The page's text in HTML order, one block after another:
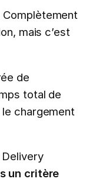
Complètement
mais c’est
de
total de
le chargement
un critère